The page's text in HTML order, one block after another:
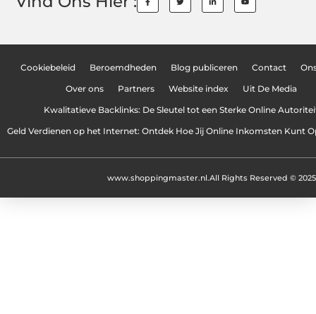
Cookiebeleid Beroemdheden Blog publiceren Contact
Over ons Partners Website index Uit De Media
Kwalitatieve Backlinks: De Sleutel tot een Sterke Online
Geld Verdienen op het Internet: Ontdek Hoe Jij Online Inkomsten Kunt
All Rights Reserved © 2025
www.shoppingmaster.nl.